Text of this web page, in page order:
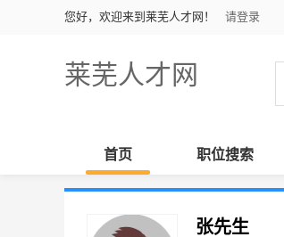
您好，欢迎来到莱芜人才网！ 请登录
莱芜人才网
首页 职位搜索
张先生